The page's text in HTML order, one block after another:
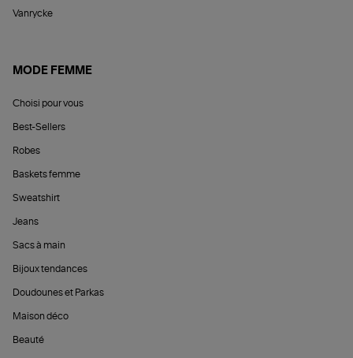
Vanrycke
MODE FEMME
Choisi pour vous
Best-Sellers
Robes
Baskets femme
Sweatshirt
Jeans
Sacs à main
Bijoux tendances
Doudounes et Parkas
Maison déco
Beauté